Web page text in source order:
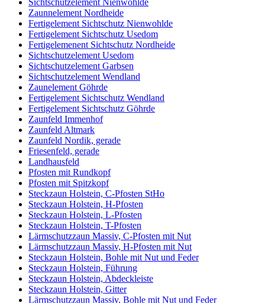
Sichtschutzelement Nienwohlde
Zaunnelement Nordheide
Fertigelement Sichtschutz Nienwohlde
Fertigelement Sichtschutz Usedom
Fertigelemenent Sichtschutz Nordheide
Sichtschutzelement Usedom
Sichtschutzelement Garbsen
Sichtschutzelement Wendland
Zaunelement Göhrde
Fertigelement Sichtschutz Wendland
Fertigelement Sichtschutz Göhrde
Zaunfeld Immenhof
Zaunfeld Altmark
Zaunfeld Nordik, gerade
Friesenfeld, gerade
Landhausfeld
Pfosten mit Rundkopf
Pfosten mit Spitzkopf
Steckzaun Holstein, C-Pfosten StHo
Steckzaun Holstein, H-Pfosten
Steckzaun Holstein, L-Pfosten
Steckzaun Holstein, T-Pfosten
Lärmschutzzaun Massiv, C-Pfosten mit Nut
Lärmschutzzaun Massiv, H-Pfosten mit Nut
Steckzaun Holstein, Bohle mit Nut und Feder
Steckzaun Holstein, Führung
Steckzaun Holstein, Abdeckleiste
Steckzaun Holstein, Gitter
Lärmschutzzaun Massiv, Bohle mit Nut und Feder